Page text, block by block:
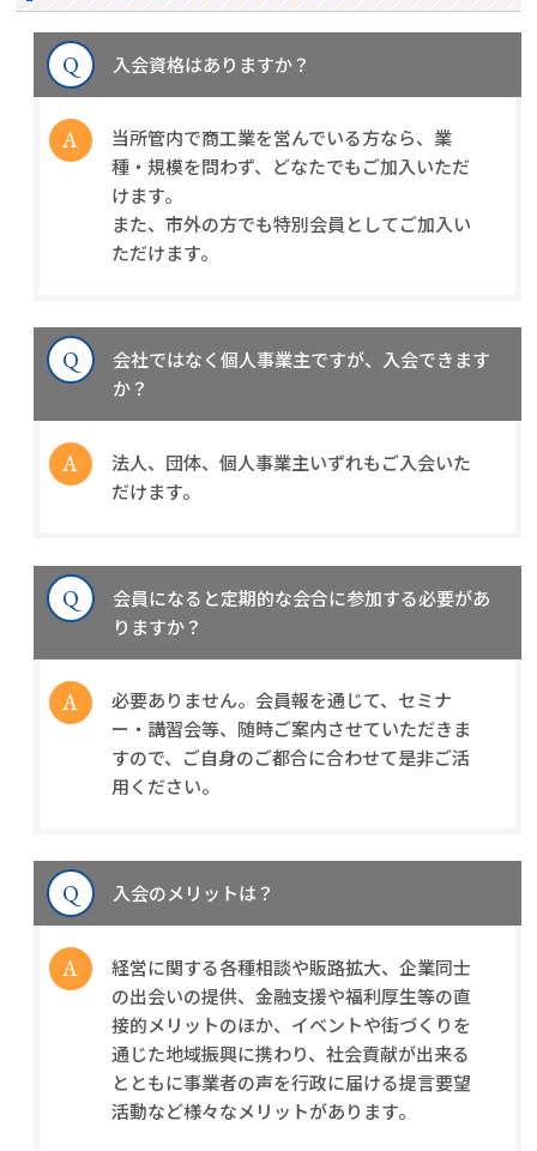
入会資格はありますか？
当所管内で商工業を営んでいる方なら、業
種・規模を問わず、どなたでもご加入いただ
けます。
また、市外の方でも特別会員としてご加入い
ただけます。
会社ではなく個人事業主ですが、入会できます
か？
法人、団体、個人事業主いずれもご入会いた
だけます。
会員になると定期的な会合に参加する必要があ
りますか？
必要ありません。会員報を通じて、セミナ
ー・講習会等、随時ご案内させていただきま
すので、ご自身のご都合に合わせて是非ご活
用ください。
入会のメリットは？
経営に関する各種相談や販路拡大、企業同士
の出会いの提供、金融支援や福利厚生等の直
接的メリットのほか、イベントや街づくりを
通じた地域振興に携わり、社会貢献が出来る
とともに事業者の声を行政に届ける提言要望
活動など様々なメリットがあります。